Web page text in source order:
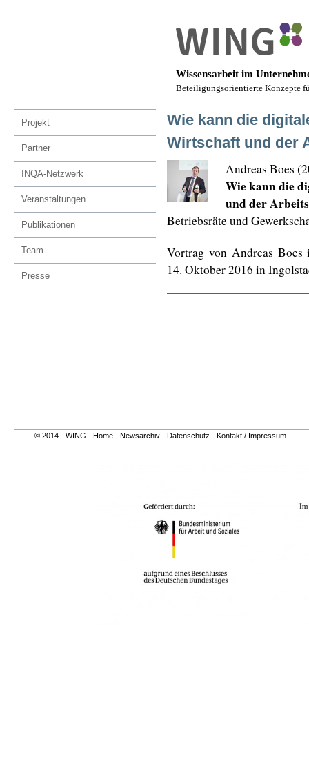
Wissensarbeit im
Beteiligungsorientierte Konzepte
Projekt
Partner
INQA-Netzwerk
Veranstaltungen
Publikationen
Team
Presse
Wie kann die
Wirtschaft und der
Andreas Boes
Wie kann die
und der
Betriebsräte und
Vortrag von Andreas Boes
14. Oktober 2016 in
© 2014 - WING - Home - Newsarchiv - Datenschutz - Kontakt / Impressum